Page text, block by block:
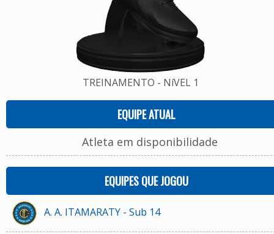
TREINAMENTO - NíVEL 1
EQUIPE ATUAL
Atleta em disponibilidade
EQUIPES QUE JOGOU
A. A. ITAMARATY - Sub 14